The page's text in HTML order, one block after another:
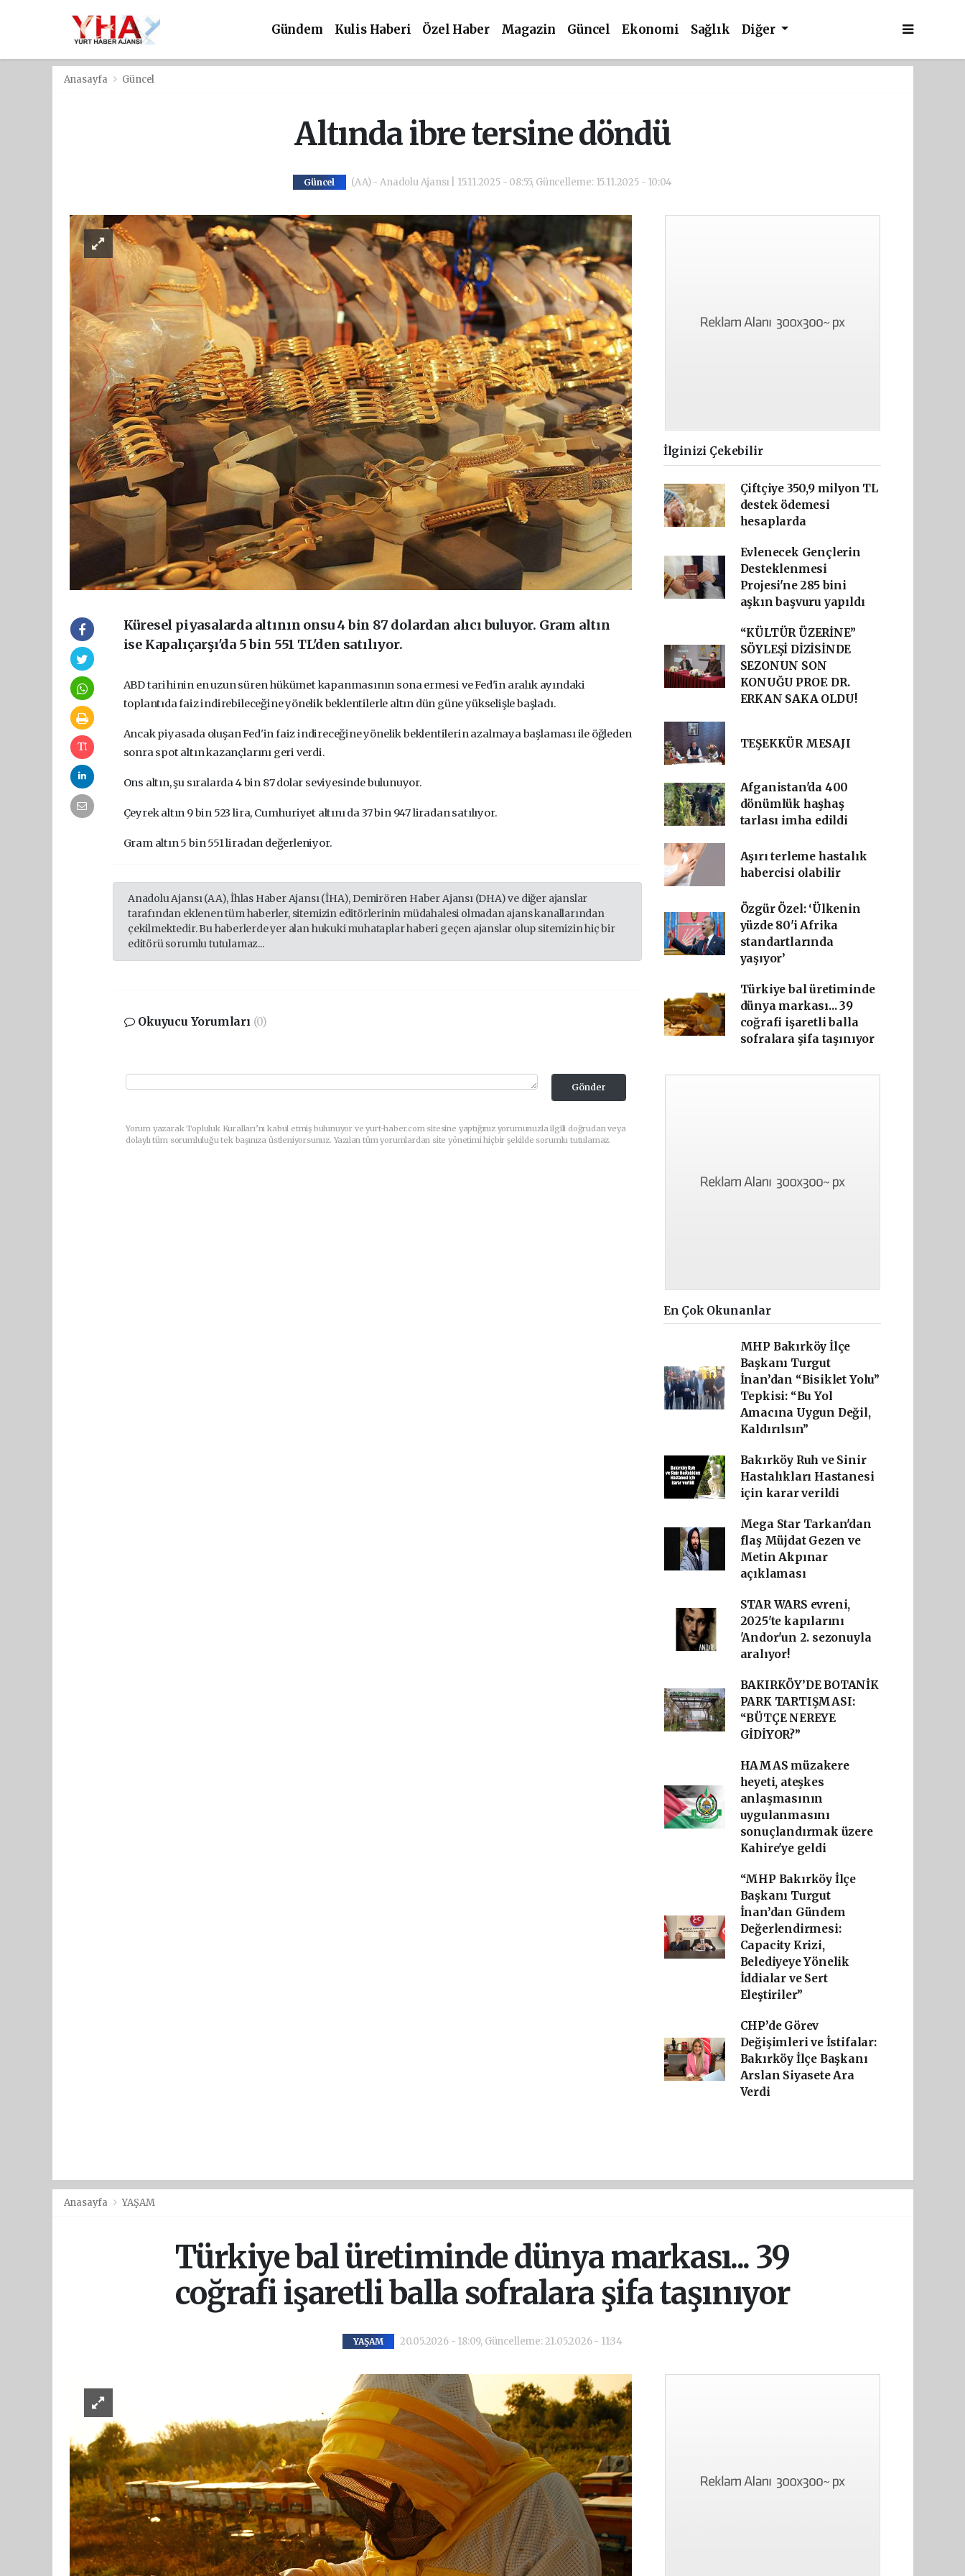
Gündem Kulis Haberi Özel Haber Magazin Güncel Ekonomi Sağlık Diğer
Anasayfa Güncel
Altında ibre tersine döndü
Güncel (AA) - Anadolu Ajansı | 15.11.2025 - 08:55, Güncelleme: 15.11.2025 - 10:04
Küresel piyasalarda altının onsu 4 bin 87 dolardan alıcı buluyor. Gram altın
ise Kapalıçarşı'da 5 bin 551 TL'den satılıyor.
ABD tarihinin en uzun süren hükümet kapanmasının sona ermesi ve Fed'in aralık ayındaki
toplantıda faiz indirebileceğine yönelik beklentilerle altın dün güne yükselişle başladı.
Ancak piyasada oluşan Fed'in faiz indireceğine yönelik beklentilerin azalmaya başlaması ile öğleden
sonra spot altın kazançlarını geri verdi.
Ons altın, şu sıralarda 4 bin 87 dolar seviyesinde bulunuyor.
Çeyrek altın 9 bin 523 lira, Cumhuriyet altını da 37 bin 947 liradan satılıyor.
Gram altın 5 bin 551 liradan değerleniyor.
Anadolu Ajansı (AA), İhlas Haber Ajansı (İHA), Demirören Haber Ajansı (DHA) ve diğer ajanslar
tarafından eklenen tüm haberler, sitemizin editörlerinin müdahalesi olmadan ajans kanallarından
çekilmektedir. Bu haberlerde yer alan hukuki muhataplar haberi geçen ajanslar olup sitemizin hiç bir
editörü sorumlu tutulamaz...
Okuyucu Yorumları (0)
Gönder
Yorum yazarak Topluluk Kuralları’nı kabul etmiş bulunuyor ve yurt-haber.com sitesine yaptığınız yorumunuzla ilgili doğrudan veya
dolaylı tüm sorumluluğu tek başınıza üstleniyorsunuz. Yazılan tüm yorumlardan site yönetimi hiçbir şekilde sorumlu tutulamaz.
İlginizi Çekebilir
Çiftçiye 350,9 milyon TL
destek ödemesi
hesaplarda
Evlenecek Gençlerin
Desteklenmesi
Projesi'ne 285 bini
aşkın başvuru yapıldı
“KÜLTÜR ÜZERİNE”
SÖYLEŞİ DİZİSİNDE
SEZONUN SON
KONUĞU PROF. DR.
ERKAN SAKA OLDU!
TEŞEKKÜR MESAJI
Afganistan'da 400
dönümlük haşhaş
tarlası imha edildi
Aşırı terleme hastalık
habercisi olabilir
Özgür Özel: ‘Ülkenin
yüzde 80'i Afrika
standartlarında
yaşıyor’
Türkiye bal üretiminde
dünya markası... 39
coğrafi işaretli balla
sofralara şifa taşınıyor
En Çok Okunanlar
MHP Bakırköy İlçe
Başkanı Turgut
İnan’dan “Bisiklet Yolu”
Tepkisi: “Bu Yol
Amacına Uygun Değil,
Kaldırılsın”
Bakırköy Ruh ve Sinir
Hastalıkları Hastanesi
için karar verildi
Mega Star Tarkan'dan
flaş Müjdat Gezen ve
Metin Akpınar
açıklaması
STAR WARS evreni,
2025'te kapılarını
'Andor'un 2. sezonuyla
aralıyor!
BAKIRKÖY’DE BOTANİK
PARK TARTIŞMASI:
“BÜTÇE NEREYE
GİDİYOR?”
HAMAS müzakere
heyeti, ateşkes
anlaşmasının
uygulanmasını
sonuçlandırmak üzere
Kahire'ye geldi
“MHP Bakırköy İlçe
Başkanı Turgut
İnan’dan Gündem
Değerlendirmesi:
Capacity Krizi,
Belediyeye Yönelik
İddialar ve Sert
Eleştiriler”
CHP’de Görev
Değişimleri ve İstifalar:
Bakırköy İlçe Başkanı
Arslan Siyasete Ara
Verdi
Anasayfa YAŞAM
Türkiye bal üretiminde dünya markası... 39
coğrafi işaretli balla sofralara şifa taşınıyor
YAŞAM 20.05.2026 - 18:09, Güncelleme: 21.05.2026 - 11:34